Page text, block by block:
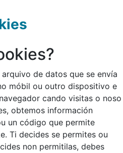
de datos que se envía
móbil ou outro dispositivo e
cando visitas o noso
obtemos información
un código que permite
Ti decides se permites ou
non permitilas, debes